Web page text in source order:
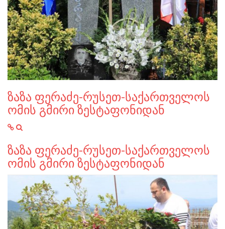
ზაზა ფერაძე-რუსეთ-საქართველოს
ომის გმირი ზესტაფონიდან
ზაზა ფერაძე-რუსეთ-საქართველოს
ომის გმირი ზესტაფონიდან